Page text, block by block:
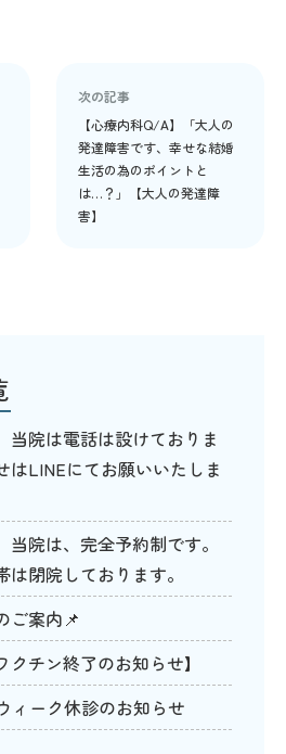
次の記事
【心療内科Q/A】「大人の
発達障害です、幸せな結婚
生活の為のポイントと
は…？」【大人の発達障
害】
当院は電話は設けておりま
はLINEにてお願いいたしま
当院は、完全予約制です。
閉院しております。
ご案内📌
クチン終了のお知らせ】
ィーク休診のお知らせ